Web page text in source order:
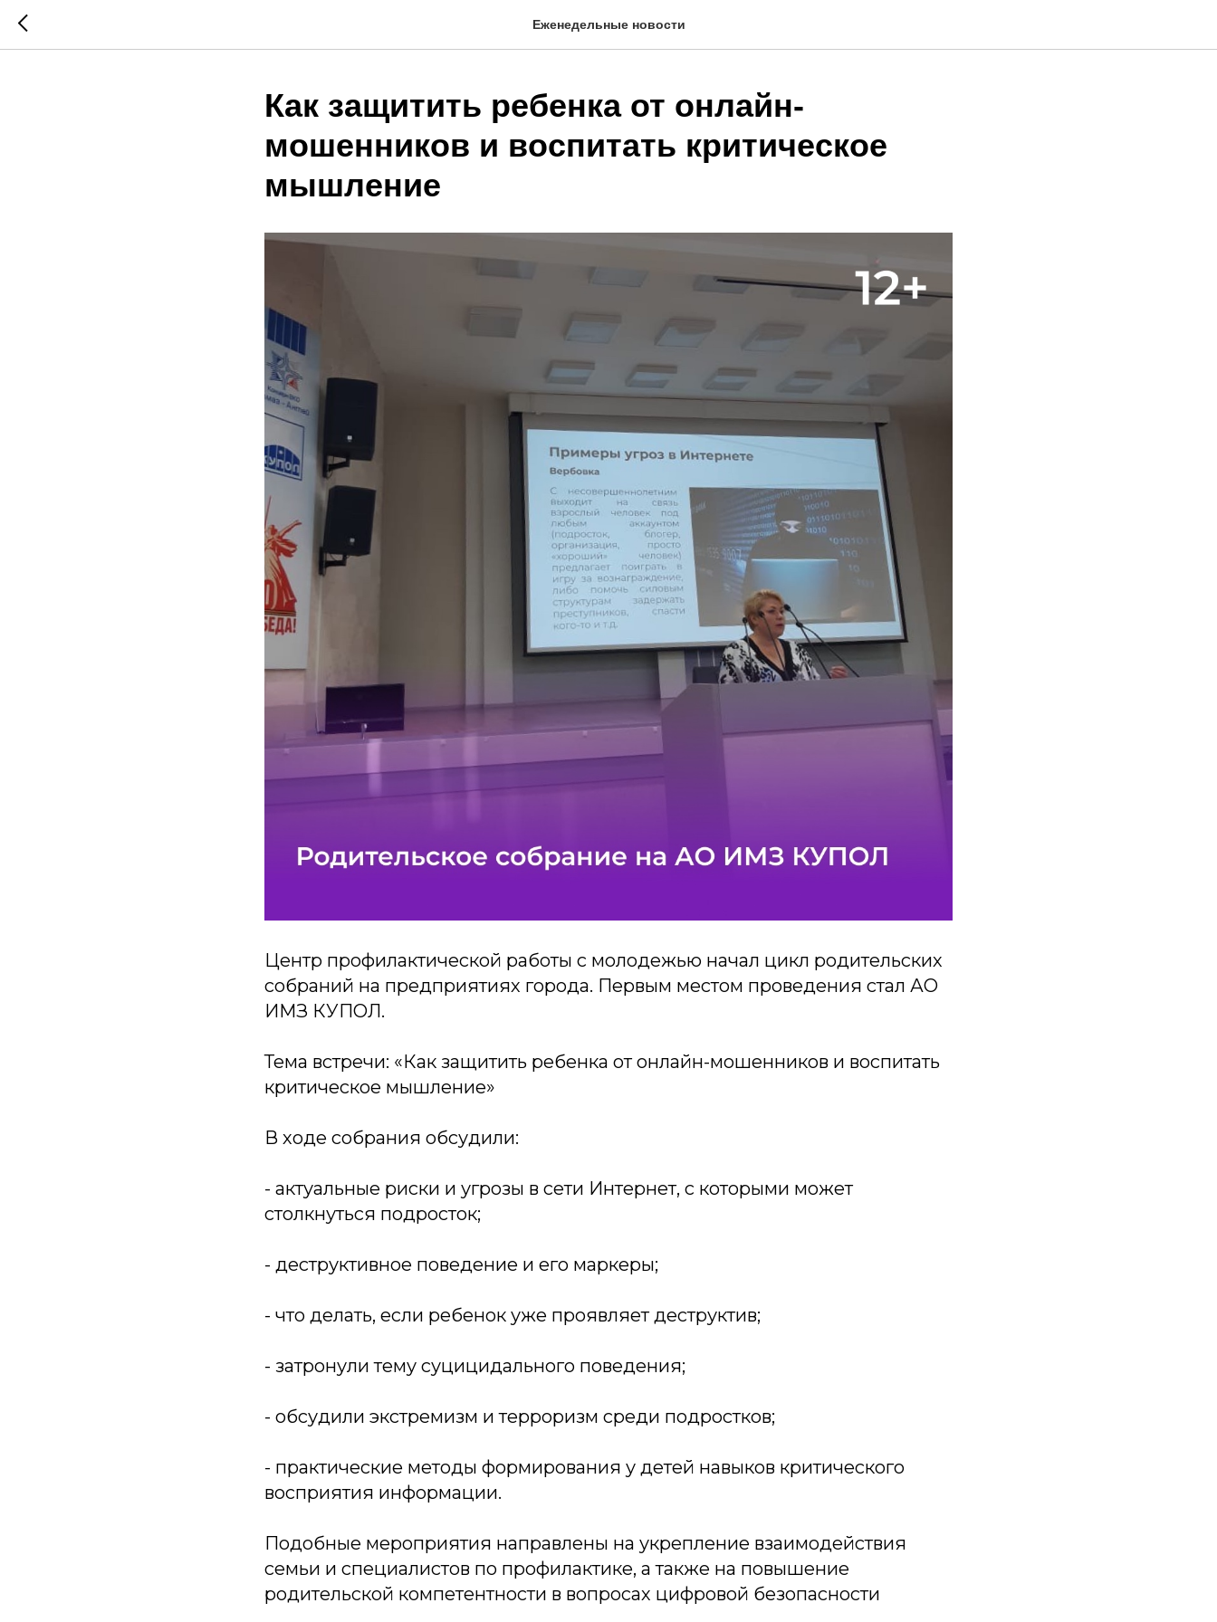
Еженедельные новости
Как защитить ребенка от онлайн-
мошенников и воспитать критическое
мышление
Центр профилактической работы с молодежью начал цикл родительских
собраний на предприятиях города. Первым местом проведения стал АО
ИМЗ КУПОЛ.
Тема встречи: «Как защитить ребенка от онлайн-мошенников и воспитать
критическое мышление»
В ходе собрания обсудили:
- актуальные риски и угрозы в сети Интернет, с которыми может
столкнуться подросток;
- деструктивное поведение и его маркеры;
- что делать, если ребенок уже проявляет деструктив;
- затронули тему суцицидального поведения;
- обсудили экстремизм и терроризм среди подростков;
- практические методы формирования у детей навыков критического
восприятия информации.
Подобные мероприятия направлены на укрепление взаимодействия
семьи и специалистов по профилактике, а также на повышение
родительской компетентности в вопросах цифровой безопасности